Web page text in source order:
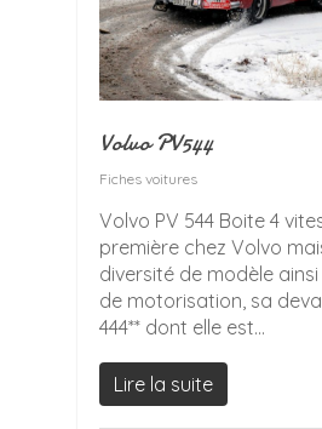
Volvo PV544
Fiches voitures
Volvo PV 544 Boite 4
première chez Volvo
diversité de modèle
de motorisation, sa
444** dont elle est...
Lire la suite